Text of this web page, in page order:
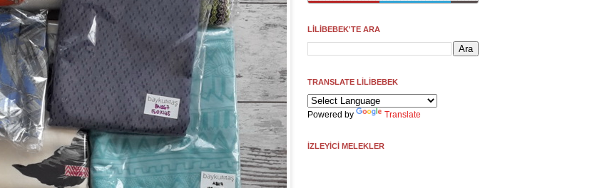
LİLİBEBEK'TE ARA
TRANSLATE LİLİBEBEK
Powered by Translate
İZLEYİCİ MELEKLER